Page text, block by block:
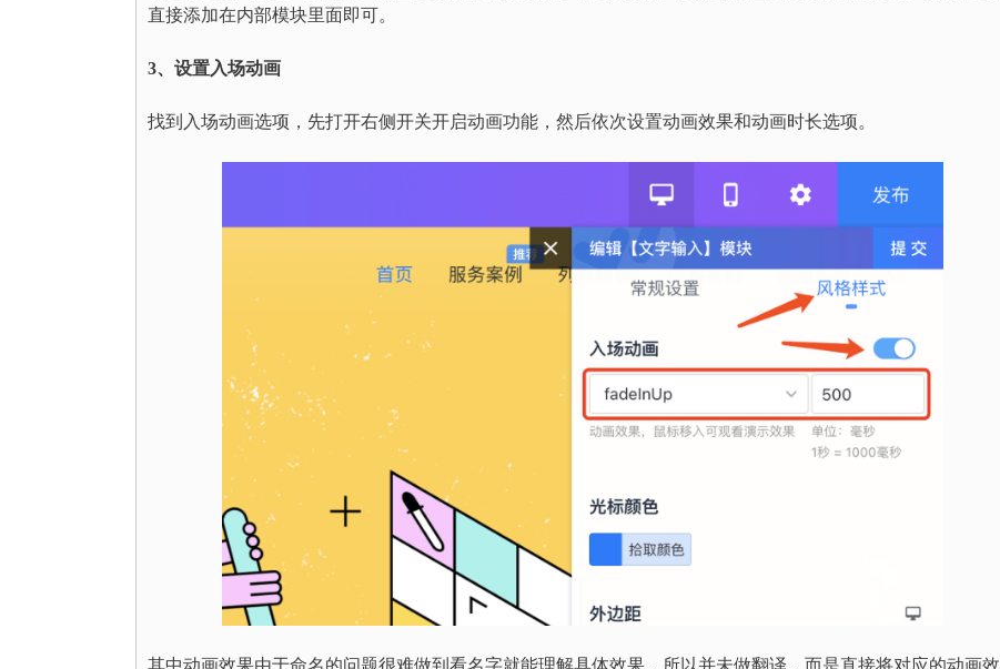
直接添加在内部模块里面即可。
3、设置入场动画
找到入场动画选项，先打开右侧开关开启动画功能，然后依次设置动画效果和动画时长选项。